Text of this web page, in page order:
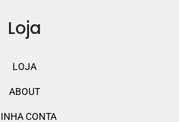
Loja
LOJA
ABOUT
CONTA